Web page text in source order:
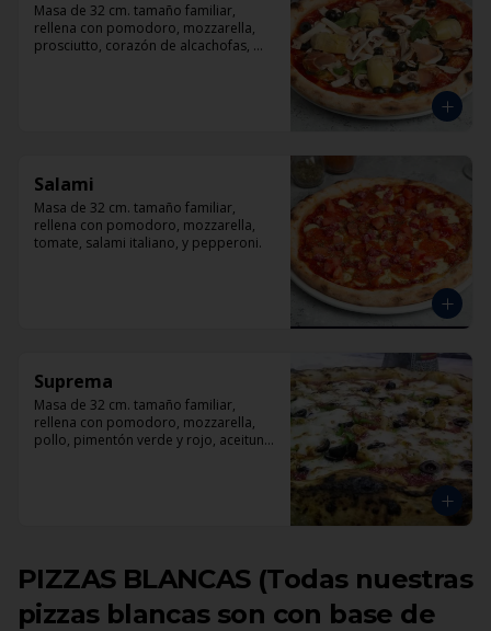
Masa de 32 cm. tamaño familiar,
rellena con pomodoro, mozzarella,
prosciutto, corazón de alcachofas,
Salami
Masa de 32 cm. tamaño familiar,
rellena con pomodoro, mozzarella,
tomate, salami italiano, y pepperoni.
Suprema
Masa de 32 cm. tamaño familiar,
rellena con pomodoro, mozzarella,
pollo, pimentón verde y rojo, aceituna
PIZZAS BLANCAS (Todas nuestras
pizzas blancas son con base de